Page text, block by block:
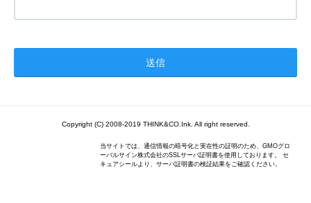
Copyright (C) 2008-2019 THINK&CO.Ink. All right reserved.
当サイトでは、通信情報の暗号化と実在性の証明のため、GMOグロ
ーバルサイン株式会社のSSLサーバ証明書を使用しております。 セ
キュアシールより、サーバ証明書の検証結果をご確認ください。